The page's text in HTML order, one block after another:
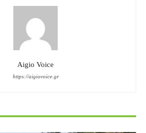
Aigio Voice
https://aigiovoice.gr